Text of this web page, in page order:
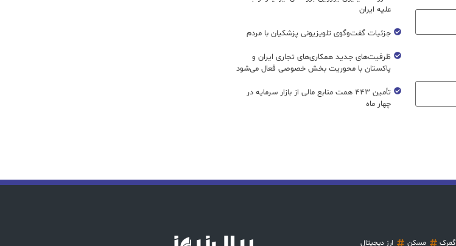
علیه ایران
جزئیات گفت‌وگوی تلویزیونی پزشکیان با مردم
ظرفیت‌های جدید همکاری‌های تجاری ایران و
پاکستان با محوریت بخش خصوصی فعال می‌شود
تأمین ۴۴۳ همت منابع مالی از بازار سرمایه در
چهار ماه
گمرک مسکن ارز دیجیتال